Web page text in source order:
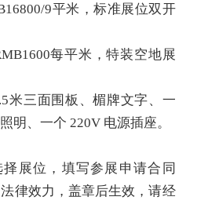
9平米，标准展位双开
每平米，特装空地展
三面围板、楣牌文字、一
明、一个 220V 电源插座。
位，填写参展申请合同
律效力，盖章后生效，请经